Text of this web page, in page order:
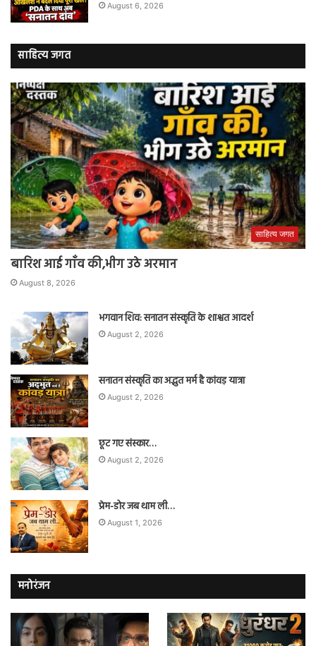
August 6, 2026
साहित्य जगत
साहित्य जगत
बारिश आई गाँव की,भीग उठे अरमान
August 8, 2026
भगवान शिव: सनातन संस्कृति के शाश्वत आदर्श
August 2, 2026
सनातन संस्कृति का अद्भुत मर्म है कांवड़ यात्रा
August 2, 2026
छूट गए संस्कार…
August 2, 2026
प्रेम-डोर जब थाम ली…
August 1, 2026
मनोरंजन